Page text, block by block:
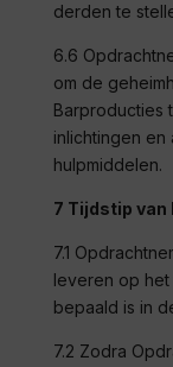
derden te
6.6
om de
Barproducties
inlichtingen
hulpmiddelen.
7 Tijdstip van
7.1
leveren op het
bepaald is in
7.2 Zodra